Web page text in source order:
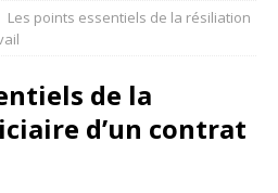
Les points essentiels de la résiliation
de la
d’un contrat